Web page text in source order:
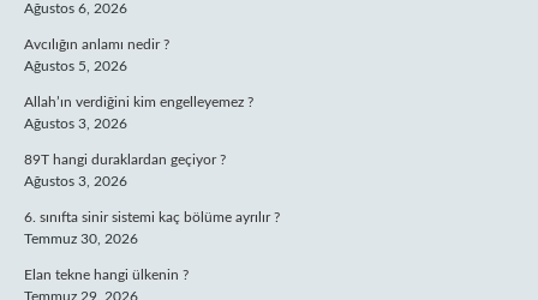
Ağustos 6, 2026
Avcılığın anlamı nedir ?
Ağustos 5, 2026
Allah’ın verdiğini kim engelleyemez ?
Ağustos 3, 2026
89T hangi duraklardan geçiyor ?
Ağustos 3, 2026
6. sınıfta sinir sistemi kaç bölüme ayrılır ?
Temmuz 30, 2026
Elan tekne hangi ülkenin ?
Temmuz 29, 2026